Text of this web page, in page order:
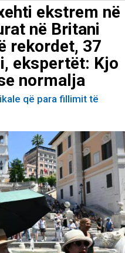
ekstrem në
në Britani
rekordet, 37
ekspertët: Kjo
normalja
që para fillimit të